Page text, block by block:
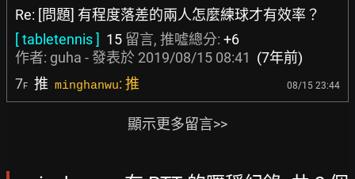
Re: [問題] 有程度落差的兩人怎麼練球才有效率？
[ tabletennis ] 15 留言, 推噓總分: +6
作者: guha - 發表於 2019/08/15 08:41 (7年前)
7F 推 minghanwu: 推 08/15 23:44
顯示更多留言>>